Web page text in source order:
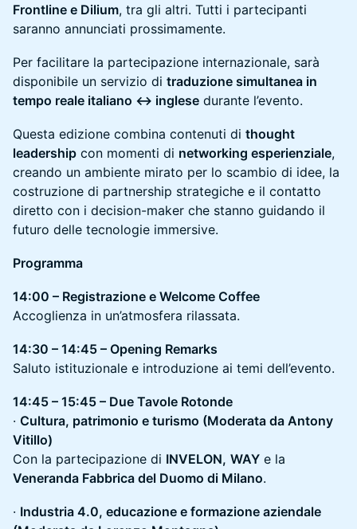
Frontline e Dilium, tra gli altri. Tutti i partecipanti
saranno annunciati prossimamente.
Per facilitare la partecipazione internazionale, sarà
disponibile un servizio di traduzione simultanea in
tempo reale italiano ↔ inglese durante l’evento.
Questa edizione combina contenuti di thought
leadership con momenti di networking esperienziale,
creando un ambiente mirato per lo scambio di idee, la
costruzione di partnership strategiche e il contatto
diretto con i decision-maker che stanno guidando il
futuro delle tecnologie immersive.
Programma
14:00 – Registrazione e Welcome Coffee
Accoglienza in un’atmosfera rilassata.
14:30 – 14:45 – Opening Remarks
Saluto istituzionale e introduzione ai temi dell’evento.
14:45 – 15:45 – Due Tavole Rotonde
· Cultura, patrimonio e turismo (Moderata da Antony
Vitillo)
Con la partecipazione di INVELON, WAY e la
Veneranda Fabbrica del Duomo di Milano.
· Industria 4.0, educazione e formazione aziendale